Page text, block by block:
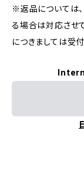
※返品については
る場合は対応させ
につきましては受